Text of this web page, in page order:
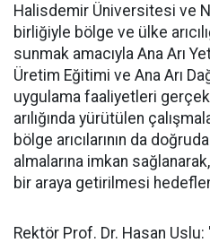
Halisdemir Üniversitesi ve
birliğiyle bölge ve ülke
sunmak amacıyla Ana Arı
Üretim Eğitimi ve Ana Arı
uygulama faaliyetleri
arılığında yürütülen
bölge arıcılarının da
almalarına imkan
bir araya getirilmesi
Rektör Prof. Dr. Hasan